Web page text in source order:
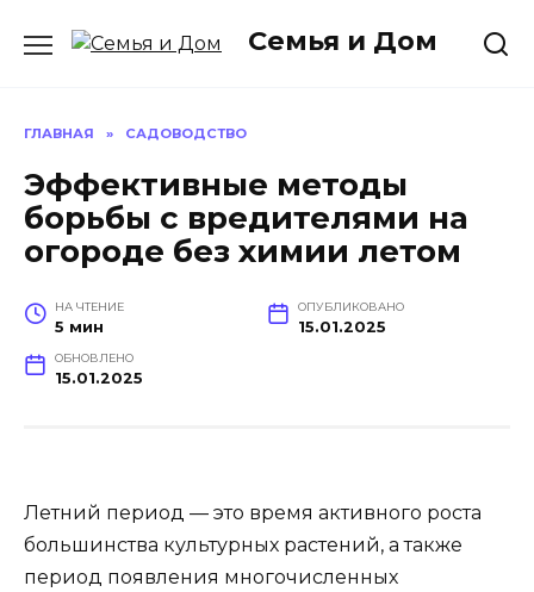
Семья и Дом
ГЛАВНАЯ » САДОВОДСТВО
Эффективные методы
борьбы с вредителями на
огороде без химии летом
НА ЧТЕНИЕ
5 мин
ОПУБЛИКОВАНО
15.01.2025
ОБНОВЛЕНО
15.01.2025
Летний период — это время активного роста
большинства культурных растений, а также
период появления многочисленных